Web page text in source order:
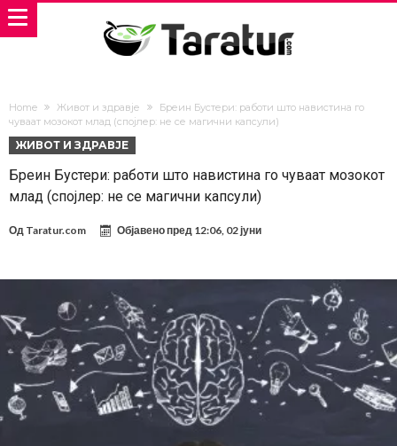
Home Живот и здравје
Бреин Бустери: работи што навистина го
чуваат мозокот млад (спојлер: не се магични капсули)
ЖИВОТ И ЗДРАВЈЕ
Бреин Бустери: работи што навистина го чуваат мозокот
млад (спојлер: не се магични капсули)
Од Taratur.com Објавено пред 12:06, 02 јуни